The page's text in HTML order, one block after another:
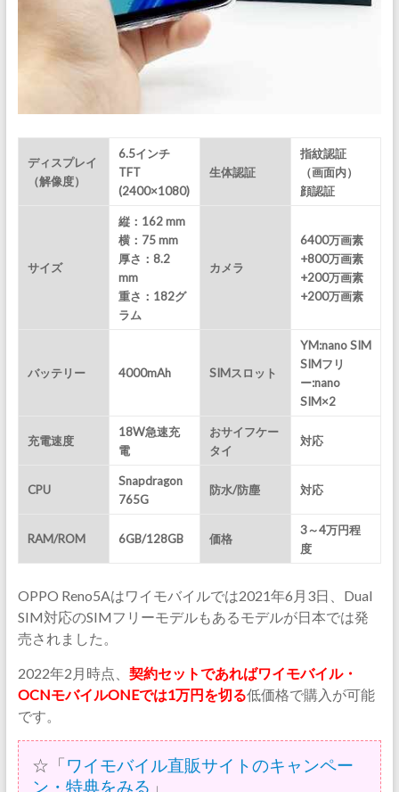
ディスプレイ
（解像度）
6.5インチ
TFT
(2400×1080)
生体認証
指紋認証
（画面内）
顔認証
サイズ
縦：162 mm
横：75 mm
厚さ：8.2
mm
重さ：182グ
ラム
カメラ
6400万画素
+800万画素
+200万画素
+200万画素
バッテリー 4000mAh SIMスロット
YM:nano SIM
SIMフリ
ー:nano
SIM×2
充電速度
18W急速充
電
おサイフケー
タイ
対応
CPU
Snapdragon
765G
防水/防塵 対応
RAM/ROM 6GB/128GB 価格
3～4万円程
度
OPPO Reno5Aはワイモバイルでは2021年6月3日、Dual
SIM対応のSIMフリーモデルもあるモデルが日本では発
売されました。
2022年2月時点、 契約セットであればワイモバイル・
OCNモバイルONEでは1万円を切る低価格で購入が可能
です。
☆「ワイモバイル直販サイトのキャンペー
ン・特典をみる 」